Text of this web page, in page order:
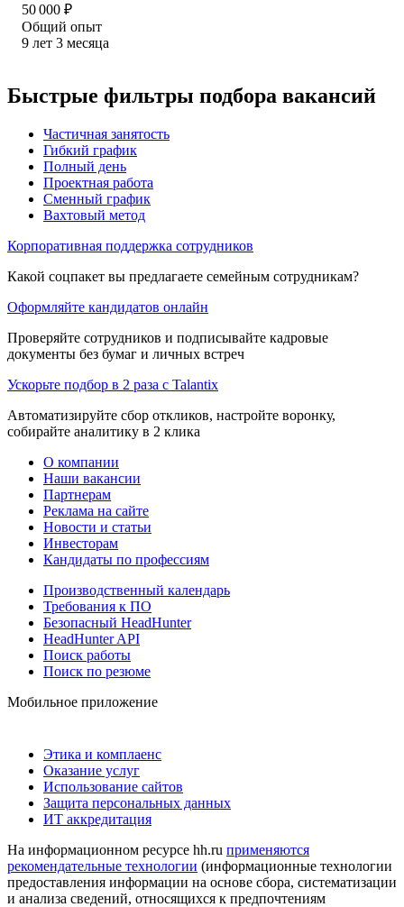
50 000 ₽
Общий опыт
9 лет 3 месяца
Быстрые фильтры подбора вакансий
Частичная занятость
Гибкий график
Полный день
Проектная работа
Сменный график
Вахтовый метод
Корпоративная поддержка сотрудников
Какой соцпакет вы предлагаете семейным сотрудникам?
Оформляйте кандидатов онлайн
Проверяйте сотрудников и подписывайте кадровые
документы без бумаг и личных встреч
Ускорьте подбор в 2 раза с Talantix
Автоматизируйте сбор откликов, настройте воронку,
собирайте аналитику в 2 клика
О компании
Наши вакансии
Партнерам
Реклама на сайте
Новости и статьи
Инвесторам
Кандидаты по профессиям
Производственный календарь
Требования к ПО
Безопасный HeadHunter
HeadHunter API
Поиск работы
Поиск по резюме
Мобильное приложение
Этика и комплаенс
Оказание услуг
Использование сайтов
Защита персональных данных
ИТ аккредитация
На информационном ресурсе hh.ru применяются
рекомендательные технологии (информационные технологии
предоставления информации на основе сбора, систематизации
и анализа сведений, относящихся к предпочтениям